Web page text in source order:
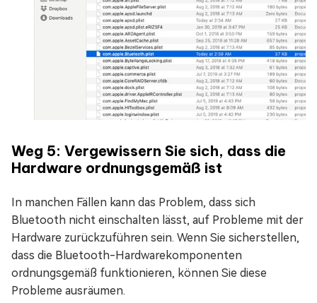
Weg 5: Vergewissern Sie sich, dass die
Hardware ordnungsgemäß ist
In manchen Fällen kann das Problem, dass sich
Bluetooth nicht einschalten lässt, auf Probleme mit der
Hardware zurückzuführen sein. Wenn Sie sicherstellen,
dass die Bluetooth-Hardwarekomponenten
ordnungsgemäß funktionieren, können Sie diese
Probleme ausräumen.